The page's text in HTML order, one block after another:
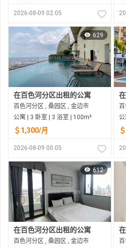
2026-08-09 02:05
629
在百色河分区出租的公寓
百色河分区 , 桑园区 , 金边市
公寓 | 3 卧室 | 3 浴室 | 100m²
＄1,300/月
2026-08-09 00:05
612
在百色河分区出租的公寓
百色河分区 , 桑园区 , 金边市